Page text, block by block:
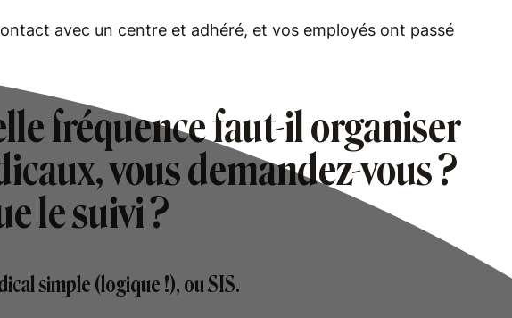
avec un centre et adhéré, et vos employés ont passé
fréquence faut-il organiser
vous demandez-vous ?
le suivi ?
simple (logique !), ou SIS.